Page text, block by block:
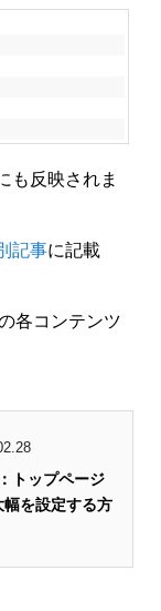
も反映されま
記事に記載
各コンテンツ
トップページ
を設定する方